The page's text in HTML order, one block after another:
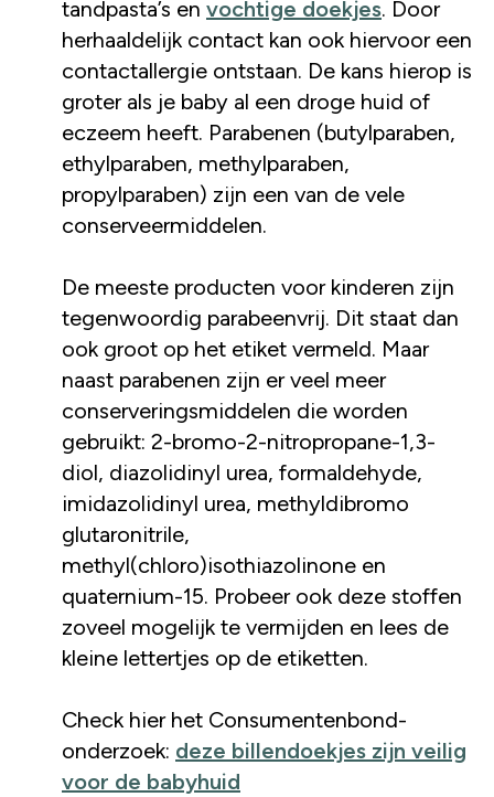
tandpasta’s en vochtige doekjes. Door
herhaaldelijk contact kan ook hiervoor een
contactallergie ontstaan. De kans hierop is
groter als je baby al een droge huid of
eczeem heeft. Parabenen (butylparaben,
ethylparaben, methylparaben,
propylparaben) zijn een van de vele
conserveermiddelen.
De meeste producten voor kinderen zijn
tegenwoordig parabeenvrij. Dit staat dan
ook groot op het etiket vermeld. Maar
naast parabenen zijn er veel meer
conserveringsmiddelen die worden
gebruikt: 2-bromo-2-nitropropane-1,3-
diol, diazolidinyl urea, formaldehyde,
imidazolidinyl urea, methyldibromo
glutaronitrile,
methyl(chloro)isothiazolinone en
quaternium-15. Probeer ook deze stoffen
zoveel mogelijk te vermijden en lees de
kleine lettertjes op de etiketten.
Check hier het Consumentenbond-
onderzoek: deze billendoekjes zijn veilig
voor de babyhuid